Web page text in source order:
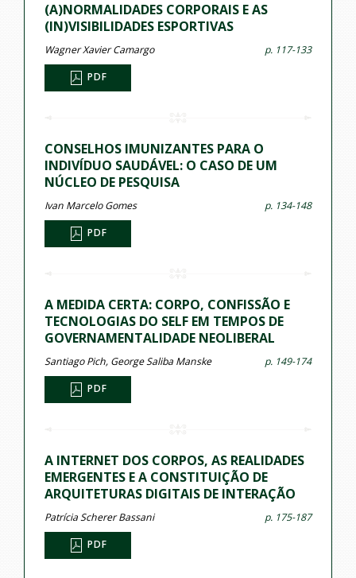
(A)NORMALIDADES CORPORAIS E AS
(IN)VISIBILIDADES ESPORTIVAS
Wagner Xavier Camargo p. 117-133
PDF
CONSELHOS IMUNIZANTES PARA O
INDIVÍDUO SAUDÁVEL: O CASO DE UM
NÚCLEO DE PESQUISA
Ivan Marcelo Gomes p. 134-148
PDF
A MEDIDA CERTA: CORPO, CONFISSÃO E
TECNOLOGIAS DO SELF EM TEMPOS DE
GOVERNAMENTALIDADE NEOLIBERAL
Santiago Pich, George Saliba Manske p. 149-174
PDF
A INTERNET DOS CORPOS, AS REALIDADES
EMERGENTES E A CONSTITUIÇÃO DE
ARQUITETURAS DIGITAIS DE INTERAÇÃO
Patrícia Scherer Bassani p. 175-187
PDF